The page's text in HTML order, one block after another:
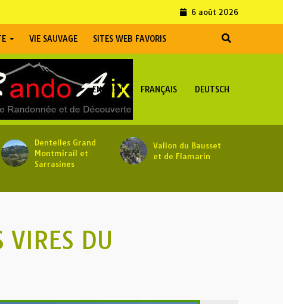
6 août 2026
VIE SAUVAGE SITES WEB FAVORIS
ENGLISH FRANÇAIS DEUTSCH
Dentelles Grand
Montmirail et
Sarrasines
Vallon du Bausset
et de Flamarin
VIRES DU